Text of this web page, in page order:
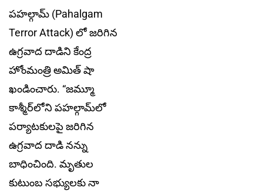
పహల్గామ్‌ (Pahalgam
Terror Attack) లో జరిగిన
ఉగ్రవాద దాడిని కేంద్ర
హోంమంత్రి అమిత్ షా
ఖండించారు. “జమ్మూ
కాశ్మీర్‌లోని పహల్గామ్‌లో
పర్యాటకులపై జరిగిన
ఉగ్రవాద దాడి నన్ను
బాధించింది. మృతుల
కుటుంబ సభ్యులకు నా